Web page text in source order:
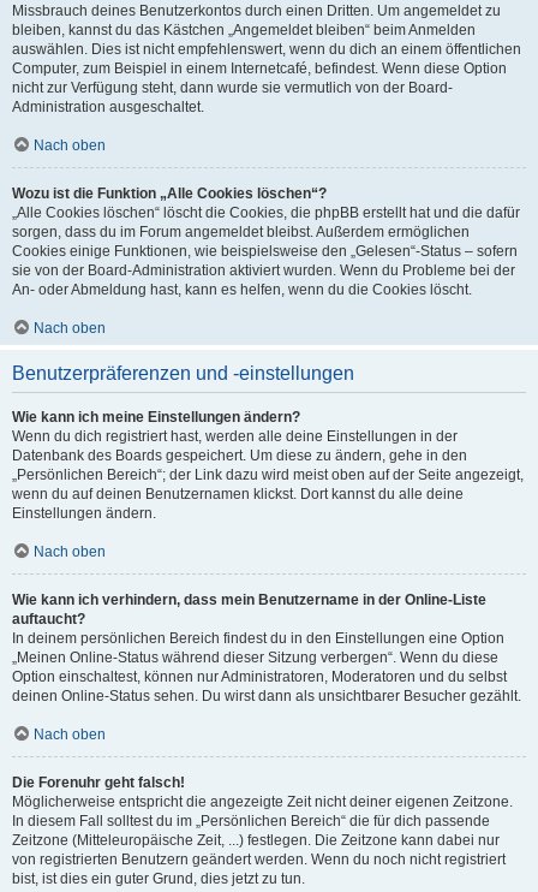
Missbrauch deines Benutzerkontos durch einen Dritten. Um angemeldet zu
bleiben, kannst du das Kästchen „Angemeldet bleiben“ beim Anmelden
auswählen. Dies ist nicht empfehlenswert, wenn du dich an einem öffentlichen
Computer, zum Beispiel in einem Internetcafé, befindest. Wenn diese Option
nicht zur Verfügung steht, dann wurde sie vermutlich von der Board-
Administration ausgeschaltet.
Nach oben
Wozu ist die Funktion „Alle Cookies löschen“?
„Alle Cookies löschen“ löscht die Cookies, die phpBB erstellt hat und die dafür
sorgen, dass du im Forum angemeldet bleibst. Außerdem ermöglichen
Cookies einige Funktionen, wie beispielsweise den „Gelesen“-Status – sofern
sie von der Board-Administration aktiviert wurden. Wenn du Probleme bei der
An- oder Abmeldung hast, kann es helfen, wenn du die Cookies löscht.
Nach oben
Benutzerpräferenzen und -einstellungen
Wie kann ich meine Einstellungen ändern?
Wenn du dich registriert hast, werden alle deine Einstellungen in der
Datenbank des Boards gespeichert. Um diese zu ändern, gehe in den
„Persönlichen Bereich“; der Link dazu wird meist oben auf der Seite angezeigt,
wenn du auf deinen Benutzernamen klickst. Dort kannst du alle deine
Einstellungen ändern.
Nach oben
Wie kann ich verhindern, dass mein Benutzername in der Online-Liste
auftaucht?
In deinem persönlichen Bereich findest du in den Einstellungen eine Option
„Meinen Online-Status während dieser Sitzung verbergen“. Wenn du diese
Option einschaltest, können nur Administratoren, Moderatoren und du selbst
deinen Online-Status sehen. Du wirst dann als unsichtbarer Besucher gezählt.
Nach oben
Die Forenuhr geht falsch!
Möglicherweise entspricht die angezeigte Zeit nicht deiner eigenen Zeitzone.
In diesem Fall solltest du im „Persönlichen Bereich“ die für dich passende
Zeitzone (Mitteleuropäische Zeit, ...) festlegen. Die Zeitzone kann dabei nur
von registrierten Benutzern geändert werden. Wenn du noch nicht registriert
bist, ist dies ein guter Grund, dies jetzt zu tun.